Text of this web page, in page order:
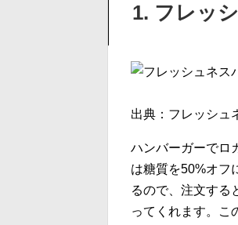
1. フレッ
出典：フレッシュ
ハンバーガーでロ
は糖質を50%オフ
るので、注文する
ってくれます。こ